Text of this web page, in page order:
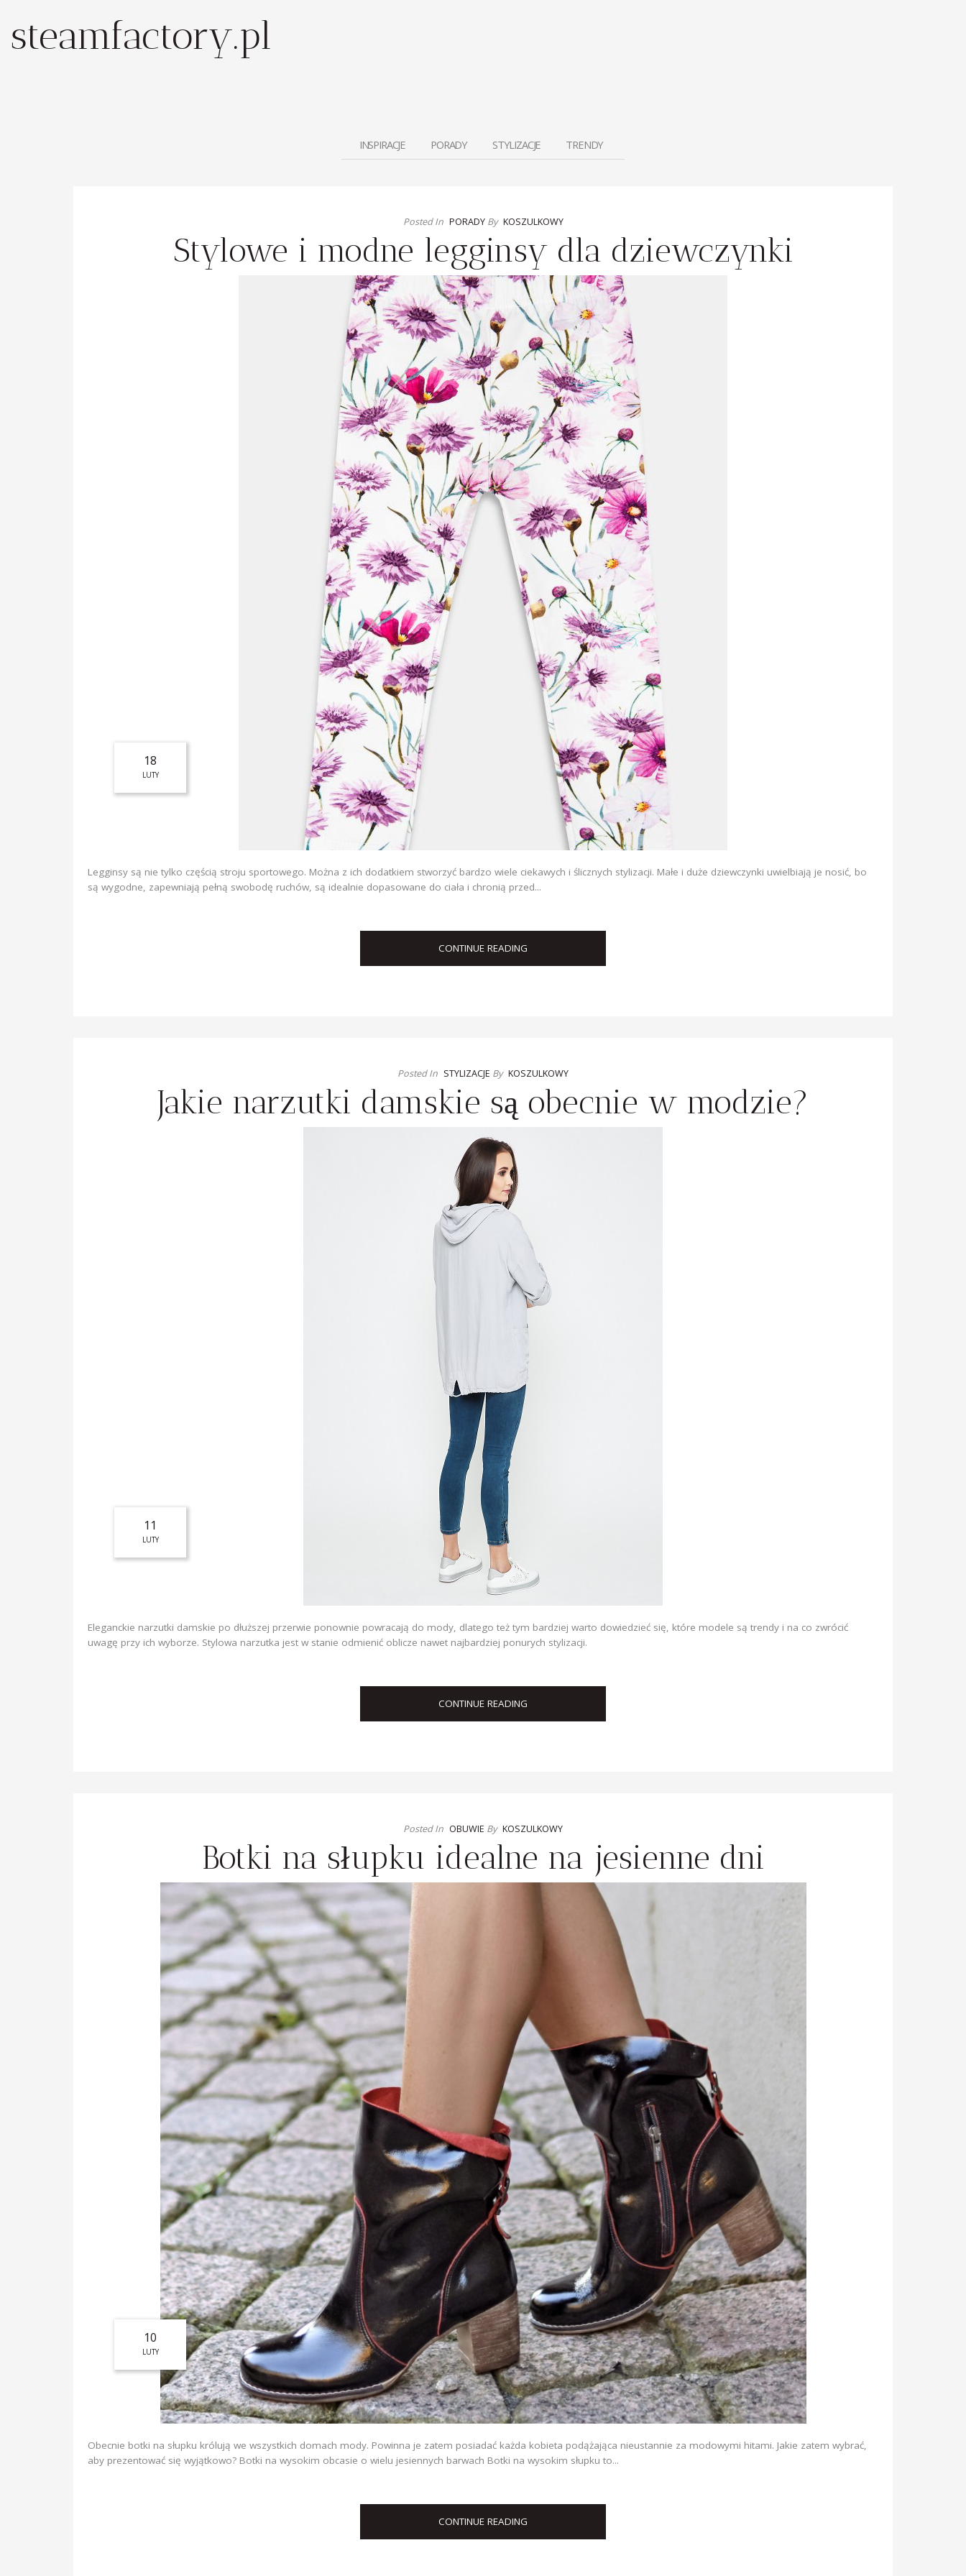
steamfactory.pl
INSPIRACJE PORADY STYLIZACJE TRENDY
Posted In PORADYBy KOSZULKOWY
Stylowe i modne legginsy dla dziewczynki
18
LUTY
Legginsy są nie tylko częścią stroju sportowego. Można z ich dodatkiem stworzyć bardzo wiele ciekawych i ślicznych stylizacji. Małe i duże dziewczynki uwielbiają je nosić, bo
są wygodne, zapewniają pełną swobodę ruchów, są idealnie dopasowane do ciała i chronią przed...
CONTINUE READING
Posted In STYLIZACJE By KOSZULKOWY
Jakie narzutki damskie są obecnie w modzie?
11
LUTY
Eleganckie narzutki damskie po dłuższej przerwie ponownie powracają do mody, dlatego też tym bardziej warto dowiedzieć się, które modele są trendy i na co zwrócić
uwagę przy ich wyborze. Stylowa narzutka jest w stanie odmienić oblicze nawet najbardziej ponurych stylizacji.
CONTINUE READING
Posted In OBUWIE By KOSZULKOWY
Botki na słupku idealne na jesienne dni
10
LUTY
Obecnie botki na słupku królują we wszystkich domach mody. Powinna je zatem posiadać każda kobieta podążająca nieustannie za modowymi hitami. Jakie zatem wybrać,
aby prezentować się wyjątkowo? Botki na wysokim obcasie o wielu jesiennych barwach Botki na wysokim słupku to...
CONTINUE READING